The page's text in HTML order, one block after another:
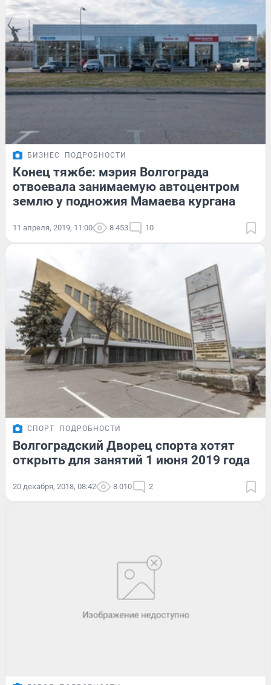
БИЗНЕС ПОДРОБНОСТИ
Конец тяжбе: мэрия Волгограда
отвоевала занимаемую автоцентром
землю у подножия Мамаева кургана
11 апреля, 2019, 11:00 8 453 10
СПОРТ ПОДРОБНОСТИ
Волгоградский Дворец спорта хотят
открыть для занятий 1 июня 2019 года
20 декабря, 2018, 08:42 8 010 2